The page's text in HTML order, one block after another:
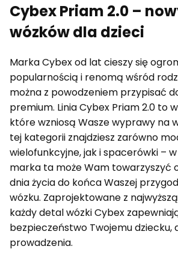
Cybex Priam 2.0 –
wózków dla dzieci
Marka Cybex od lat cieszy się
popularnością i renomą wśród
można z powodzeniem przypisać
premium. Linia Cybex Priam 2.0 to
które wzniosą Wasze wyprawy na
tej kategorii znajdziesz zarówno
wielofunkcyjne, jak i spacerówki –
marka ta może Wam towarzyszyć
dnia życia do końca Waszej
wózku. Zaprojektowane z
każdy detal wózki Cybex
bezpieczeństwo Twojemu dziecku,
prowadzenia.